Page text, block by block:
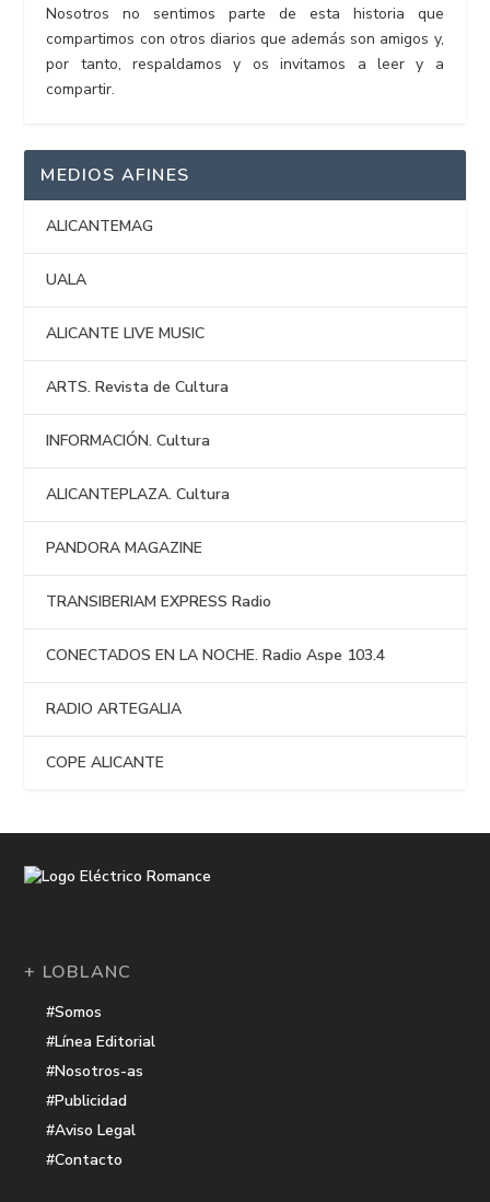
Nosotros no sentimos parte de esta historia que
compartimos con otros diarios que además son amigos y,
por tanto, respaldamos y os invitamos a leer y a
compartir.
MEDIOS AFINES
ALICANTEMAG
UALA
ALICANTE LIVE MUSIC
ARTS. Revista de Cultura
INFORMACIÓN. Cultura
ALICANTEPLAZA. Cultura
PANDORA MAGAZINE
TRANSIBERIAM EXPRESS Radio
CONECTADOS EN LA NOCHE. Radio Aspe 103.4
RADIO ARTEGALIA
COPE ALICANTE
+ LOBLANC
#Somos
#Línea Editorial
#Nosotros-as
#Publicidad
#Aviso Legal
#Contacto